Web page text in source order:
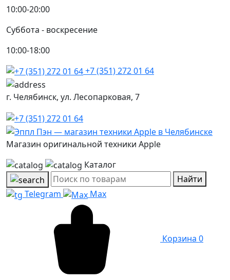
10:00-20:00
Суббота - воскресение
10:00-18:00
+7 (351) 272 01 64
г. Челябинск, ул. Лесопарковая, 7
Магазин оригинальной техники Apple
Каталог
Найти
Telegram
Max
Корзина 0